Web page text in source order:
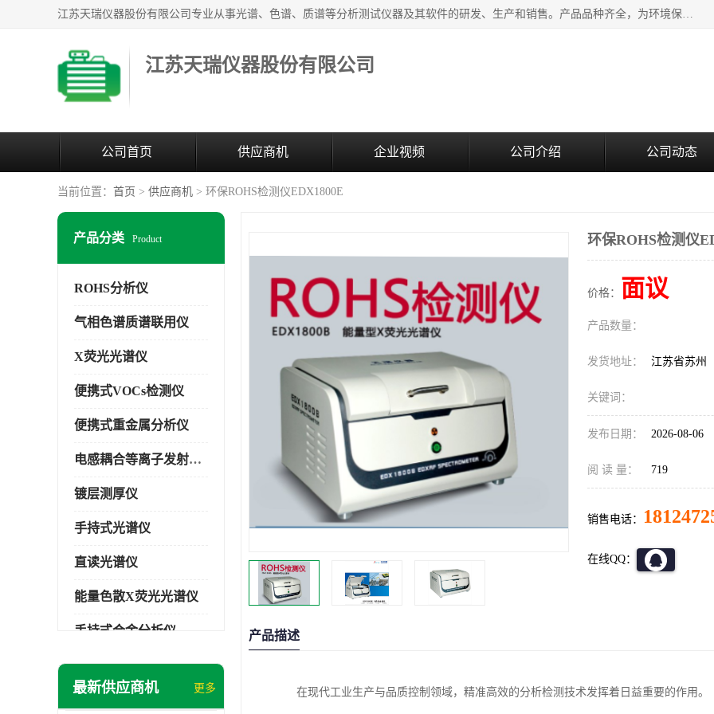
江苏天瑞仪器股份有限公司专业从事光谱、色谱、质谱等分析测试仪器及其软件的研发、生产和销售。产品品种齐全，为环境保护与安全、工业测试与分析及其它领域提供专业解决方案。 为客户提供更加先进的产品和更加满意的服务。
江苏天瑞仪器股份有限公司
公司首页 供应商机 企业视频 公司介绍 公司动态
当前位置： 首页 > 供应商机 > 环保ROHS检测仪EDX1800E
产品分类 Product
ROHS分析仪
气相色谱质谱联用仪
X荧光光谱仪
便携式VOCs检测仪
便携式重金属分析仪
电感耦合等离子发射光谱仪
镀层测厚仪
手持式光谱仪
直读光谱仪
能量色散X荧光光谱仪
手持式合金分析仪
手持式矿石分析仪
最新供应商机 更多
环保ROHS检测仪
价格： 面议
产品数量：
发货地址： 江苏省苏州
关键词：
发布日期： 2026-08-06
阅 读 量： 719
销售电话：
在线QQ：
产品描述
在现代工业生产与品质控制领域，精准高效的分析检测技术发挥着日益重要的作用。